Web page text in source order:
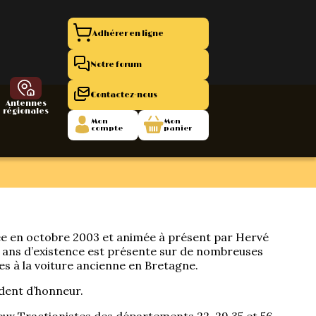
1955
Antennes
régionales
Adhérer en ligne
Notre forum
Contactez-nous
Mon
compte
Mon
panier
en octobre 2003 et animée à présent par Hervé
d’existence est présente sur de nombreuses
à la voiture ancienne en Bretagne.
d’honneur.